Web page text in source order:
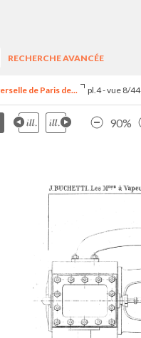
RECHERCHE AVANCÉE
de Paris de... pl.4 - vue 8/44
90%